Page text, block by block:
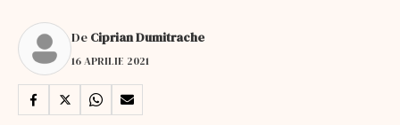
De Ciprian Dumitrache
16 APRILIE 2021